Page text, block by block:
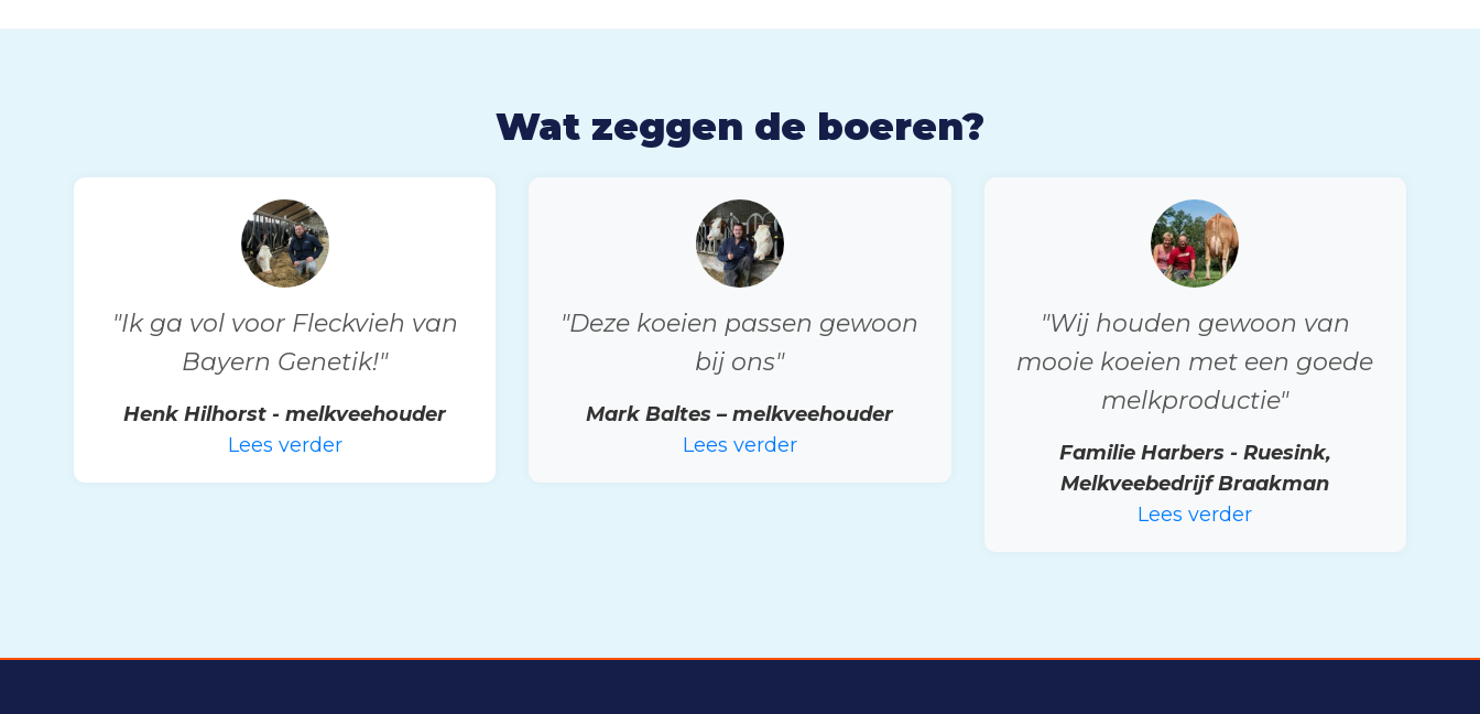
Wat zeggen de boeren?
"Ik ga vol voor Fleckvieh van
Bayern Genetik!"
Henk Hilhorst - melkveehouder
Lees verder
"Deze koeien passen gewoon
bij ons"
Mark Baltes – melkveehouder
Lees verder
"Wij houden gewoon van
mooie koeien met een goede
melkproductie"
Familie Harbers - Ruesink,
Melkveebedrijf Braakman
Lees verder